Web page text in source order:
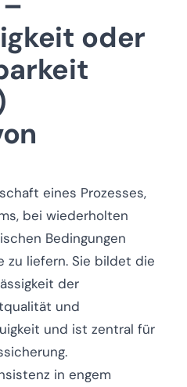
oder
eines Prozesses,
bei wiederholten
Bedingungen
zu liefern. Sie bildet die
der
und
und ist zentral für
in engem